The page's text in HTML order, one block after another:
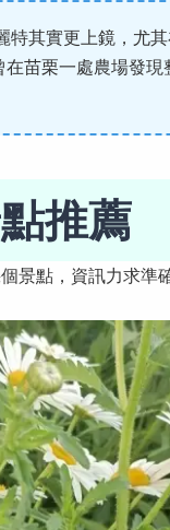
特其實更上鏡，尤
苗栗一處農場發現
推薦
景點，資訊力求準